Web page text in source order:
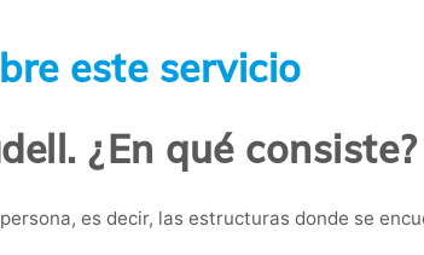
este servicio
¿En qué consiste?
es decir, las estructuras donde se